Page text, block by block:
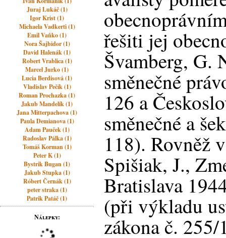
Juraj Lukáč (1)
Igor Krist (1)
Michaela Vadkerti (1)
Emil Vaňko (1)
Nora Šajbidor (1)
David Halenák (1)
Robert Vrablica (1)
Marcel Jurko (1)
Lucia Berdisová (1)
Vladislav Pečík (1)
Roman Prochazka (1)
Jakub Mandelík (1)
Jana Mitterpachova (1)
Paula Demianova (1)
Adam Pauček (1)
Radoslav Pálka (1)
Tomáš Korman (1)
Peter K (1)
Bystrik Bugan (1)
Jakub Stupka (1)
Róbert Černák (1)
peter straka (1)
Patrik Patáč (1)
Nálepky:
řešiti jej
Švamberg, G.
směnečné
126 a
směnečné a
118). Rovněž
Spišiak, J.,
Bratislava
(při výkladu
zákona č.